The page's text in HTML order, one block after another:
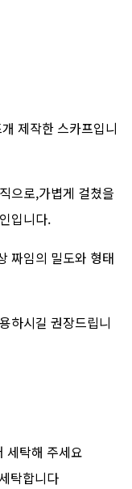
제작한 스카프입니
으로,가볍게 걸쳤을
입니다.
짜임의 밀도와 형태
하시길 권장드립니
세탁해 주세요
탁합니다